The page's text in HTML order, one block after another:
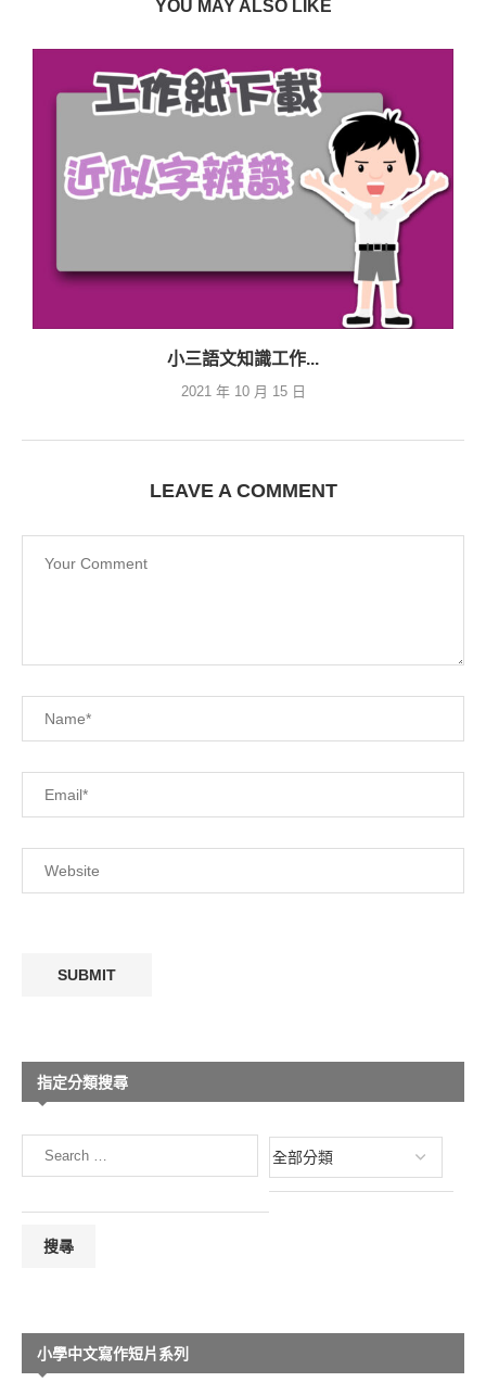
YOU MAY ALSO LIKE
小三語文知識工作...
2021 年 10 月 15 日
LEAVE A COMMENT
指定分類搜尋
小學中文寫作短片系列